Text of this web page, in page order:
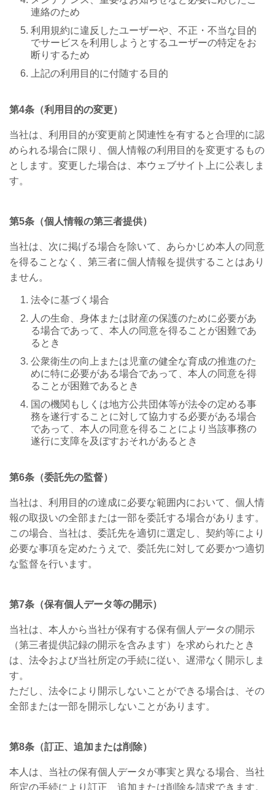
連絡のため
利用規約に違反したユーザーや、不正・不当な目的
でサービスを利用しようとするユーザーの特定をお
断りするため
上記の利用目的に付随する目的
第4条（利用目的の変更）
当社は、利用目的が変更前と関連性を有すると合理的に認
められる場合に限り、個人情報の利用目的を変更するもの
とします。変更した場合は、本ウェブサイト上に公表しま
す。
第5条（個人情報の第三者提供）
当社は、次に掲げる場合を除いて、あらかじめ本人の同意
を得ることなく、第三者に個人情報を提供することはあり
ません。
法令に基づく場合
人の生命、身体または財産の保護のために必要があ
る場合であって、本人の同意を得ることが困難であ
るとき
公衆衛生の向上または児童の健全な育成の推進のた
めに特に必要がある場合であって、本人の同意を得
ることが困難であるとき
国の機関もしくは地方公共団体等が法令の定める事
務を遂行することに対して協力する必要がある場合
であって、本人の同意を得ることにより当該事務の
遂行に支障を及ぼすおそれがあるとき
第6条（委託先の監督）
当社は、利用目的の達成に必要な範囲内において、個人情
報の取扱いの全部または一部を委託する場合があります。
この場合、当社は、委託先を適切に選定し、契約等により
必要な事項を定めたうえで、委託先に対して必要かつ適切
な監督を行います。
第7条（保有個人データ等の開示）
当社は、本人から当社が保有する保有個人データの開示
（第三者提供記録の開示を含みます）を求められたとき
は、法令および当社所定の手続に従い、遅滞なく開示しま
す。
ただし、法令により開示しないことができる場合は、その
全部または一部を開示しないことがあります。
第8条（訂正、追加または削除）
本人は、当社の保有個人データが事実と異なる場合、当社
所定の手続により訂正、追加または削除を請求できます。